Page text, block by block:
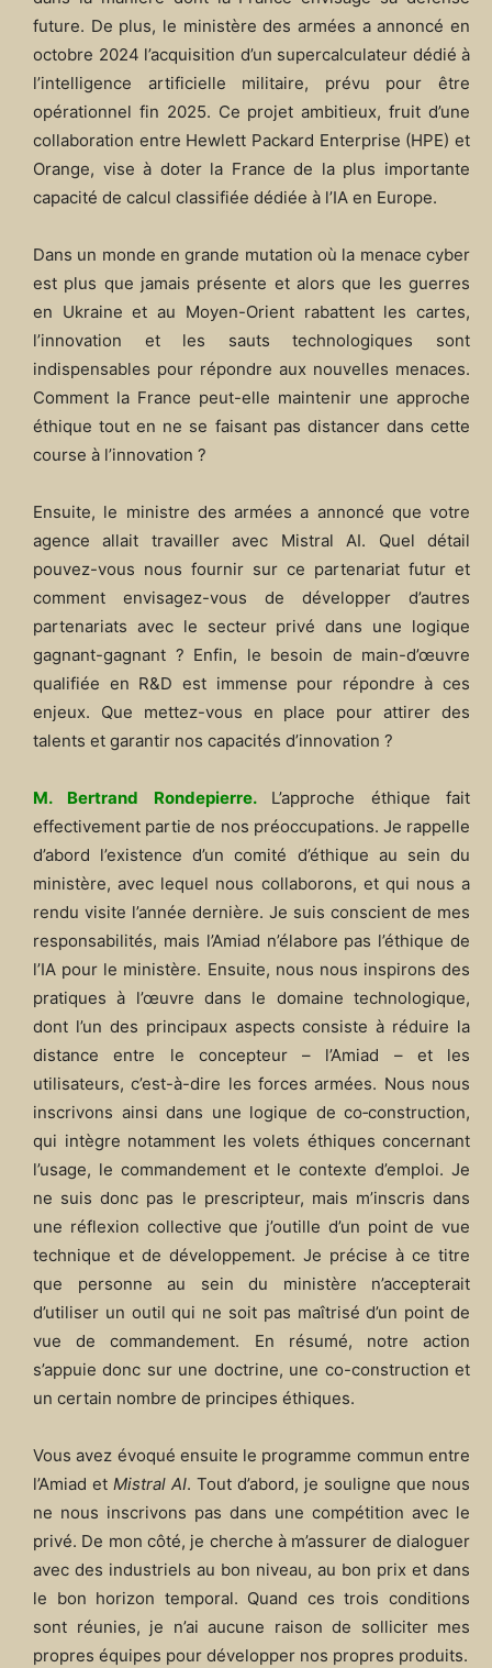
future. De plus, le ministère des armées a annoncé en
octobre 2024 l’acquisition d’un supercalculateur dédié à
l’intelligence artificielle militaire, prévu pour être
opérationnel fin 2025. Ce projet ambitieux, fruit d’une
collaboration entre Hewlett Packard Enterprise (HPE) et
Orange, vise à doter la France de la plus importante
capacité de calcul classifiée dédiée à l’IA en Europe.
Dans un monde en grande mutation où la menace cyber
est plus que jamais présente et alors que les guerres
en Ukraine et au Moyen-Orient rabattent les cartes,
l’innovation et les sauts technologiques sont
indispensables pour répondre aux nouvelles menaces.
Comment la France peut-elle maintenir une approche
éthique tout en ne se faisant pas distancer dans cette
course à l’innovation ?
Ensuite, le ministre des armées a annoncé que votre
agence allait travailler avec Mistral AI. Quel détail
pouvez-vous nous fournir sur ce partenariat futur et
comment envisagez-vous de développer d’autres
partenariats avec le secteur privé dans une logique
gagnant-gagnant ? Enfin, le besoin de main-d’œuvre
qualifiée en R&D est immense pour répondre à ces
enjeux. Que mettez-vous en place pour attirer des
talents et garantir nos capacités d’innovation ?
M. Bertrand Rondepierre. L’approche éthique fait
effectivement partie de nos préoccupations. Je rappelle
d’abord l’existence d’un comité d’éthique au sein du
ministère, avec lequel nous collaborons, et qui nous a
rendu visite l’année dernière. Je suis conscient de mes
responsabilités, mais l’Amiad n’élabore pas l’éthique de
l’IA pour le ministère. Ensuite, nous nous inspirons des
pratiques à l’œuvre dans le domaine technologique,
dont l’un des principaux aspects consiste à réduire la
distance entre le concepteur – l’Amiad – et les
utilisateurs, c’est-à-dire les forces armées. Nous nous
inscrivons ainsi dans une logique de co‑construction,
qui intègre notamment les volets éthiques concernant
l’usage, le commandement et le contexte d’emploi. Je
ne suis donc pas le prescripteur, mais m’inscris dans
une réflexion collective que j’outille d’un point de vue
technique et de développement. Je précise à ce titre
que personne au sein du ministère n’accepterait
d’utiliser un outil qui ne soit pas maîtrisé d’un point de
vue de commandement. En résumé, notre action
s’appuie donc sur une doctrine, une co-construction et
un certain nombre de principes éthiques.
Vous avez évoqué ensuite le programme commun entre
l’Amiad et Mistral AI. Tout d’abord, je souligne que nous
ne nous inscrivons pas dans une compétition avec le
privé. De mon côté, je cherche à m’assurer de dialoguer
avec des industriels au bon niveau, au bon prix et dans
le bon horizon temporal. Quand ces trois conditions
sont réunies, je n’ai aucune raison de solliciter mes
propres équipes pour développer nos propres produits.